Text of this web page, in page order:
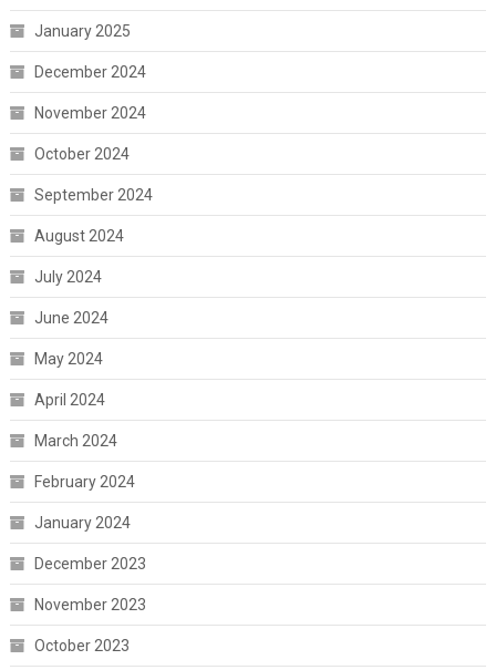
January 2025
December 2024
November 2024
October 2024
September 2024
August 2024
July 2024
June 2024
May 2024
April 2024
March 2024
February 2024
January 2024
December 2023
November 2023
October 2023